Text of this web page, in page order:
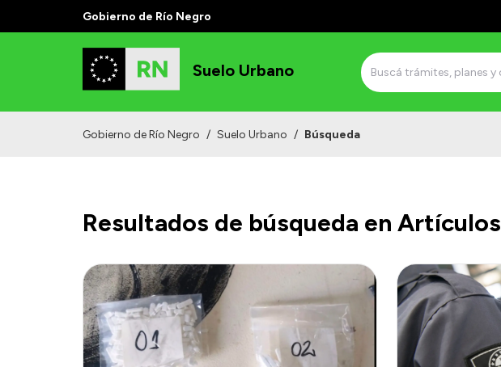
Gobierno de Río Negro
Suelo Urbano
Gobierno de Río Negro / Suelo Urbano / Búsqueda
Resultados de búsqueda en Artículos